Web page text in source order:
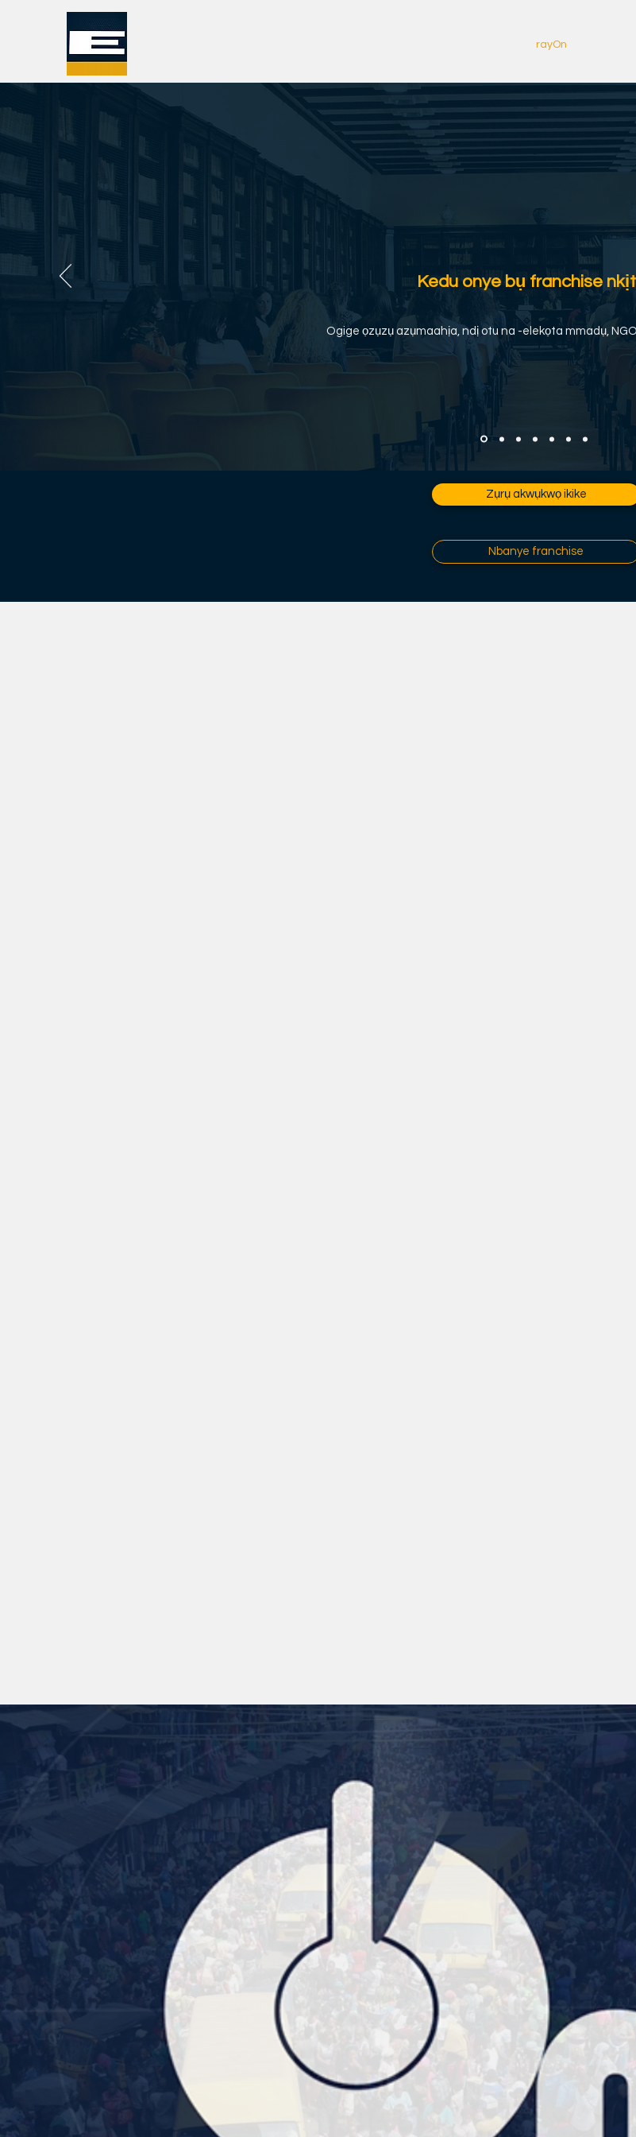
rayOn
Zụrụ akwụkwọ ikike
Nbanye franchise
Kedu onye bụ franchise
Ogige ọzụzụ azụmaahịa, ndị otu na -elekọta mmadụ,